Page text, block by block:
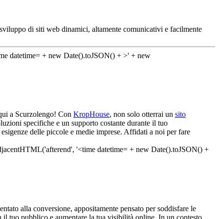
di siti web dinamici, altamente comunicativi e facilmente
a Scurzolengo! Con KropHouse, non solo otterrai un sito
specifiche e un supporto costante durante il tuo
delle piccole e medie imprese. Affidati a noi per fare
alla conversione, appositamente pensato per soddisfare le